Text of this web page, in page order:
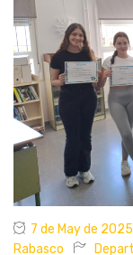
7 de May de 2025
Rabasco